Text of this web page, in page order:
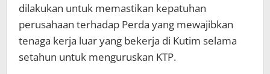
dilakukan untuk memastikan kepatuhan
perusahaan terhadap Perda yang mewajibkan
tenaga kerja luar yang bekerja di Kutim selama
setahun untuk menguruskan KTP.